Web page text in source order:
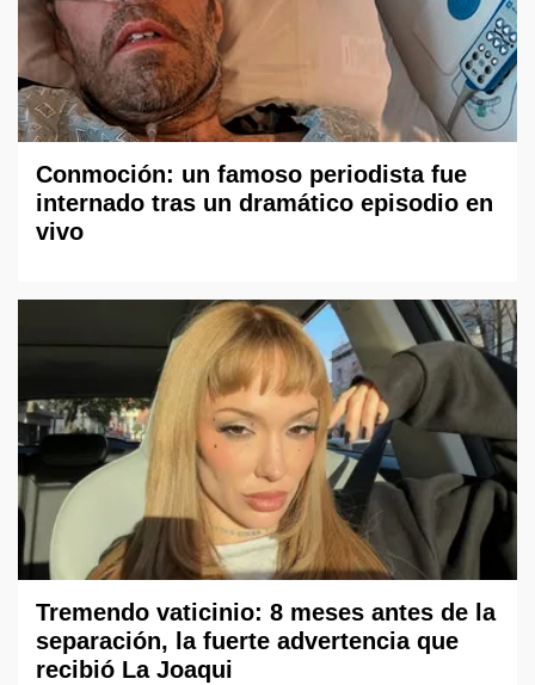
Conmoción: un famoso periodista fue
internado tras un dramático episodio en
vivo
Tremendo vaticinio: 8 meses antes de la
separación, la fuerte advertencia que
recibió La Joaqui